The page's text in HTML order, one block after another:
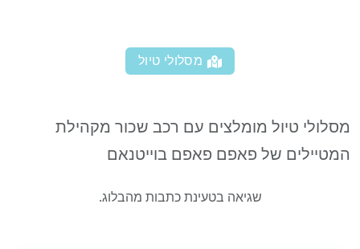
מסלולי טיול
מסלולי טיול מומלצים עם רכב שכור מקהילת
המטיילים של פאפם פאפם בוייטנאם
שגיאה בטעינת כתבות מהבלוג.